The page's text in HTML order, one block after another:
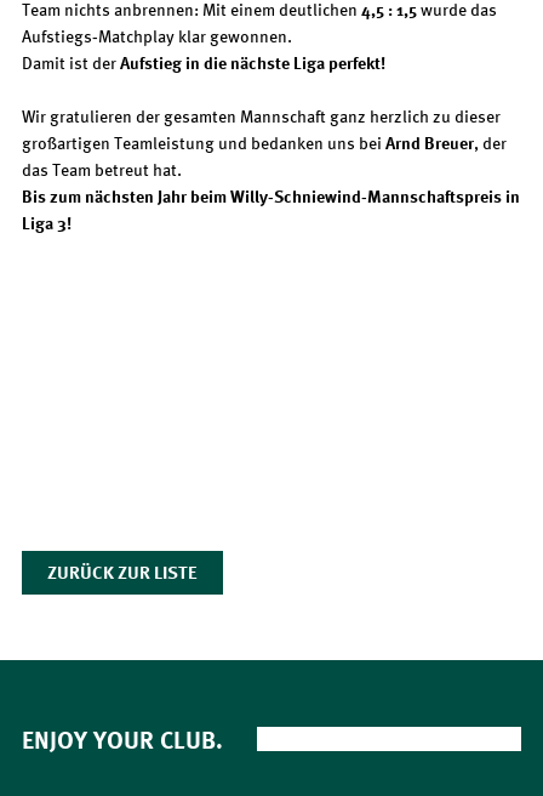
Team nichts anbrennen: Mit einem deutlichen 4,5 : 1,5 wurde das
Aufstiegs‑Matchplay klar gewonnen.
Damit ist der Aufstieg in die nächste Liga perfekt!
Wir gratulieren der gesamten Mannschaft ganz herzlich zu dieser
großartigen Teamleistung und bedanken uns bei Arnd Breuer, der
das Team betreut hat.
Bis zum nächsten Jahr beim Willy‑Schniewind‑Mannschaftspreis in
Liga 3!
ZURÜCK ZUR LISTE
ENJOY YOUR CLUB.